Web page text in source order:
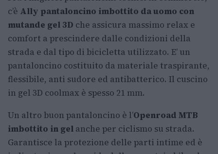
c’è Ally pantaloncino imbottito da uomo con
mutande gel 3D che assicura massimo relax e
comfort a prescindere dalle condizioni della
strada e dal tipo di bicicletta utilizzato. E’ un
pantaloncino costituito da materiale traspirante,
flessibile, anti sudore ed antibatterico. Il cuscino
in gel 3D coolmax è spesso 21 mm.
Un altro buon pantaloncino è l’Openroad MTB
imbottito in gel anche per ciclismo su strada.
Garantisce la protezione delle parti intime ed è